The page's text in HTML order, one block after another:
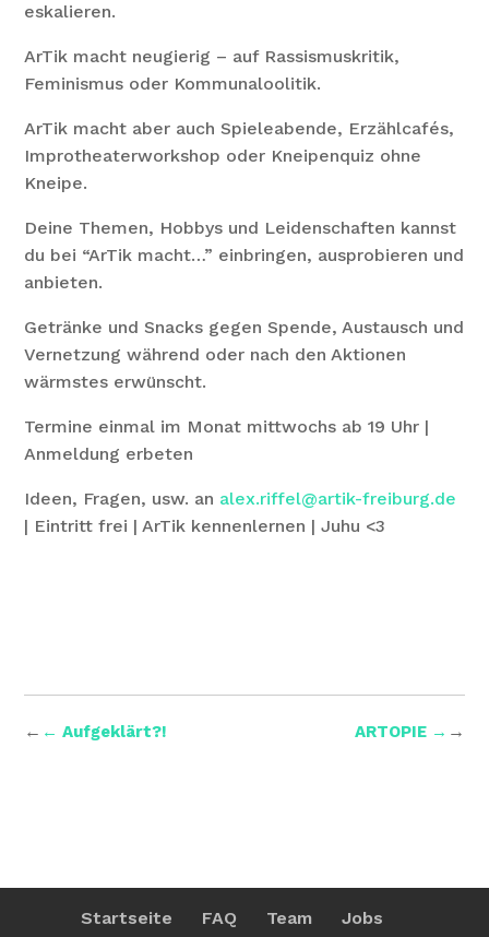
eskalieren.
ArTik macht neugierig – auf Rassismuskritik,
Feminismus oder Kommunaloolitik.
ArTik macht aber auch Spieleabende, Erzählcafés,
Improtheaterworkshop oder Kneipenquiz ohne
Kneipe.
Deine Themen, Hobbys und Leidenschaften kannst
du bei “ArTik macht…” einbringen, ausprobieren und
anbieten.
Getränke und Snacks gegen Spende, Austausch und
Vernetzung während oder nach den Aktionen
wärmstes erwünscht.
Termine einmal im Monat mittwochs ab 19 Uhr |
Anmeldung erbeten
Ideen, Fragen, usw. an alex.riffel@artik-freiburg.de
| Eintritt frei | ArTik kennenlernen | Juhu <3
← ← Aufgeklärt?! ARTOPIE → →
Startseite FAQ Team
Jobs